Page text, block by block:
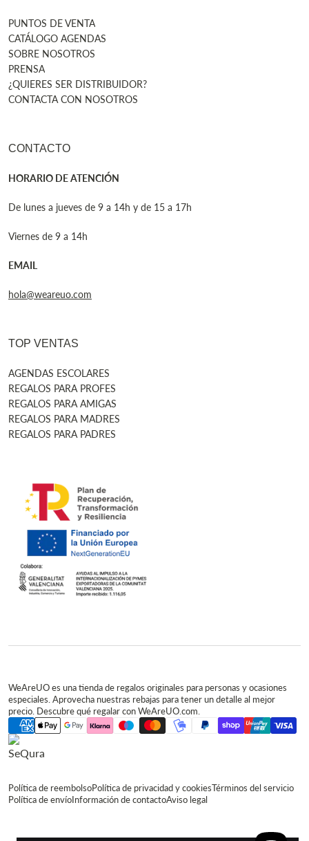
PUNTOS DE VENTA
CATÁLOGO AGENDAS
SOBRE NOSOTROS
PRENSA
¿QUIERES SER DISTRIBUIDOR?
CONTACTA CON NOSOTROS
CONTACTO
HORARIO DE ATENCIÓN
De lunes a jueves de 9 a 14h y de 15 a 17h
Viernes de 9 a 14h
EMAIL
hola@weareuo.com
TOP VENTAS
AGENDAS ESCOLARES
REGALOS PARA PROFES
REGALOS PARA AMIGAS
REGALOS PARA MADRES
REGALOS PARA PADRES
WeAreUO es una tienda de regalos originales para personas y ocasiones
especiales. Aprovecha nuestras rebajas para tener un detalle al mejor
precio. Descubre qué regalar con WeAreUO.com.
Política de reembolsoPolítica de privacidad y cookiesTérminos del servicio
Política de envíoInformación de contactoAviso legal